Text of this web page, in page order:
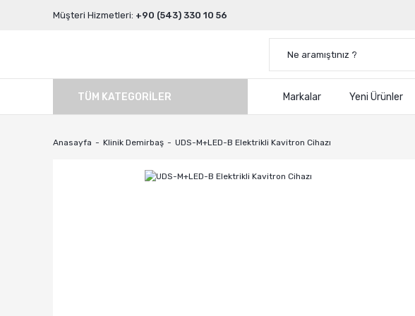
Müşteri Hizmetleri: +90 (543) 330 10 56
TÜM KATEGORILER Markalar Yeni Ürünler
Anasayfa Klinik Demirbaş UDS-M+LED-B Elektrikli Kavitron Cihazı